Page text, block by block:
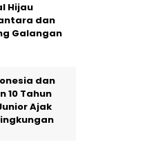
Hijau
dan
Galangan
dan
10 Tahun
Ajak